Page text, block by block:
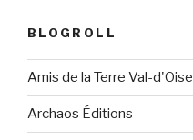
BLOGROLL
Amis de la Terre Val-d'Oise
Archaos Éditions